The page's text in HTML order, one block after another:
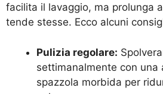
facilita il lavaggio, ma prolunga
tende stesse. Ecco alcuni
Pulizia regolare:
settimanalmente con una
spazzola morbida per